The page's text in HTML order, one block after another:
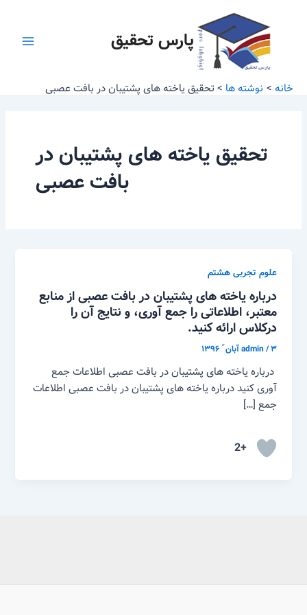
پارس تحقیق
خانه نوشته ها تحقیق یاخته های پشتیبان در بافت عصبی
تحقیق یاخته های پشتیبان در
بافت عصبی
علوم تجربی هشتم
درباره یاخته های پشتیبان در بافت عصبی از منابع
معتبر، اطلاعاتی را جمع آوری، و نتایج آن را
درکلاس ارائه کنید.
admin/۳ آبان ّ ۱۳۹۶
درباره یاخته های پشتیبان در بافت عصبی اطلاعات جمع
آوری کنید درباره یاخته های پشتیبان در بافت عصبی اطلاعات
جمع […]
+2